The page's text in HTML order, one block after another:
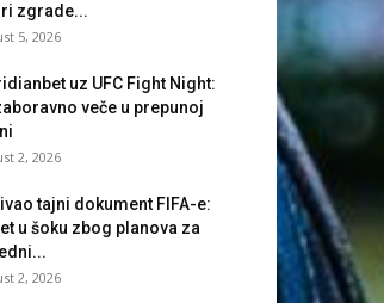
zgrade...
5, 2026
uz UFC Fight Night:
veče u prepunoj
2, 2026
tajni dokument FIFA-e:
u šoku zbog planova za
2, 2026